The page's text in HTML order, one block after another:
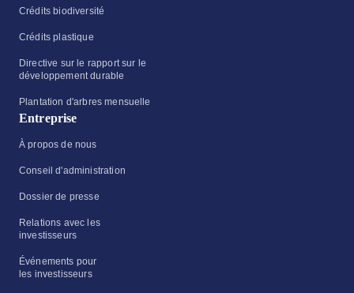
Crédits biodiversité
Crédits plastique
Directive sur le rapport sur le
développement durable
Plantation d'arbres mensuelle
Entreprise
À propos de nous
Conseil d'administration
Dossier de presse
Relations avec les
investisseurs
Événements pour
les investisseurs